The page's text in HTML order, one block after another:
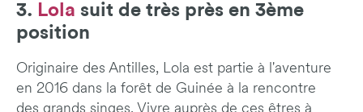
3. Lola suit de très près en 3ème
position
Originaire des Antilles, Lola est partie à l'aventure
en 2016 dans la forêt de Guinée à la rencontre